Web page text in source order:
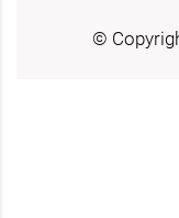
©